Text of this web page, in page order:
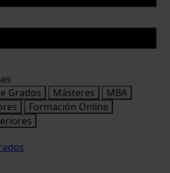
Grados Másteres
MBA
Formación Online